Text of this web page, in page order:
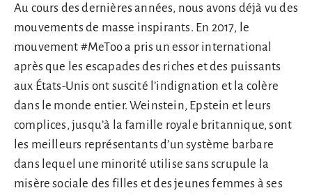
Au cours des dernières années, nous avons déjà vu des
mouvements de masse inspirants. En 2017, le
mouvement #MeToo a pris un essor international
après que les escapades des riches et des puissants
aux États-Unis ont suscité l’indignation et la colère
dans le monde entier. Weinstein, Epstein et leurs
complices, jusqu’à la famille royale britannique, sont
les meilleurs représentants d’un système barbare
dans lequel une minorité utilise sans scrupule la
misère sociale des filles et des jeunes femmes à ses